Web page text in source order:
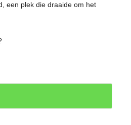
een plek die draaide om het